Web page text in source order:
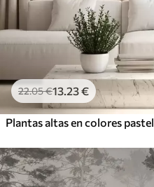
22.05€13.23€
Plantas altas en colores pastel